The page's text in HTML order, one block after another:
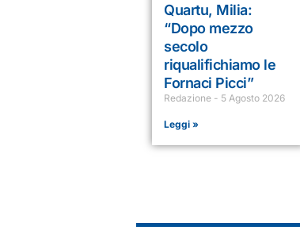
Quartu, Milia:
“Dopo mezzo
secolo
riqualifichiamo le
Fornaci Picci”
Redazione 5 Agosto 2026
Leggi »